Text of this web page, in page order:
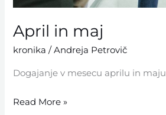
April in maj
kronika /Andreja Petrovič
Dogajanje v mesecu aprilu in maju
Read More »